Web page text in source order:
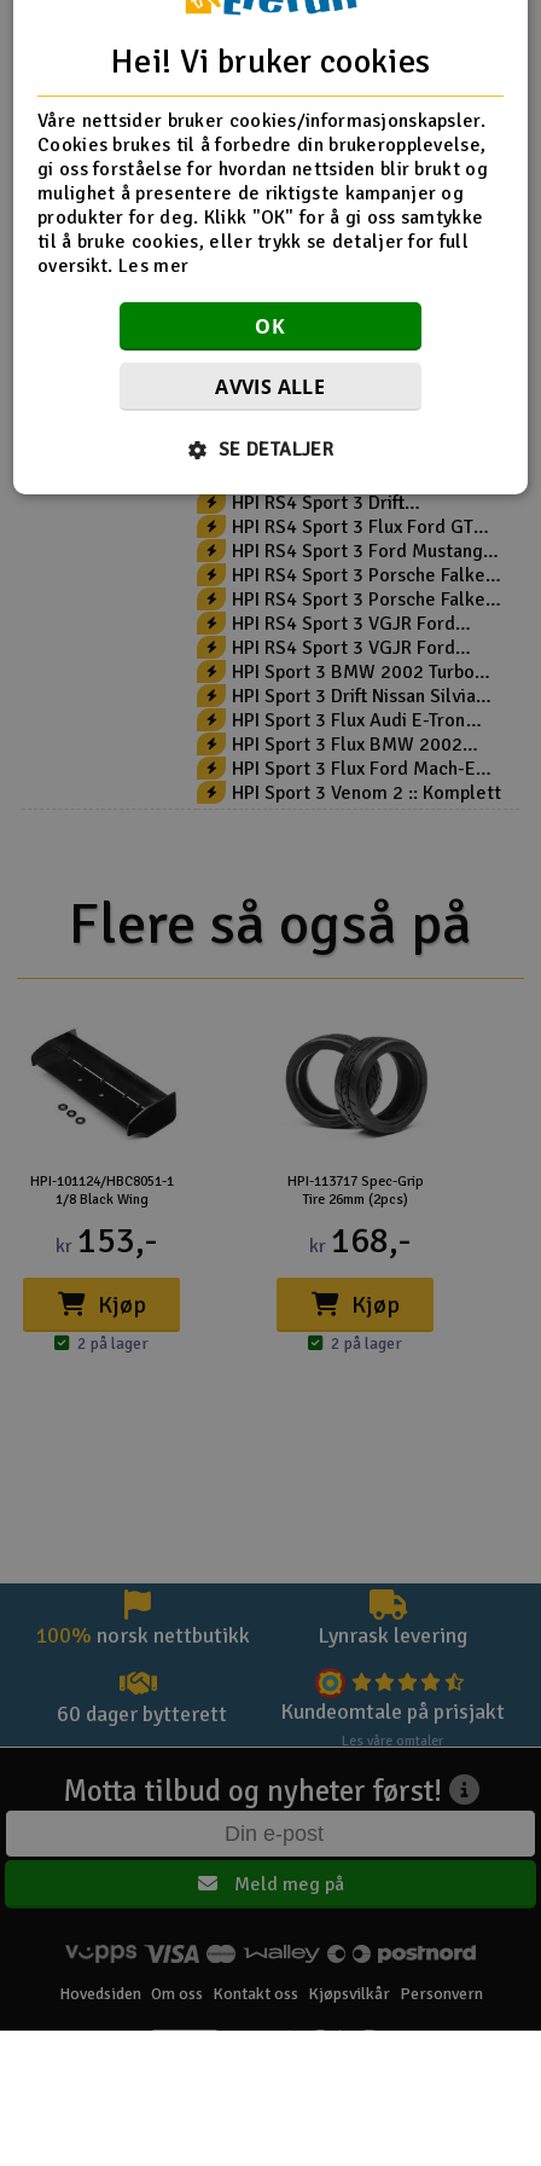
Produktinformasjon
HPI-117383 Turnbuckle Set (Sport 3)
Flere detaljer
Produktet er
Reservedeler HPI
Del av PartFinder
HPI RS4 Sport 3 BMW M3 E30 ::
Camaro Z28 :: Komplett
HPI RS4 Sport 3 Drift BMW M3
:: Komplett
HPI RS4 Sport 3 Drift
Yoshihara::Komplett
HPI RS4 Sport 3 Flux Ford GT
Heritage RTR
HPI RS4 Sport 3 Ford Mustang
Mach-E :: Komplett
HPI RS4 Sport 3 Porsche Falken
911 GT3 - Komplett
HPI RS4 Sport 3 Porsche Falken
911 GT3 Flux - RTR
HPI RS4 Sport 3 VGJR Ford
Mustang :: Komplett
HPI RS4 Sport 3 VGJR Ford
Mustang V2 :: Komplett
HPI Sport 3 BMW 2002 Turbo
4WD - RTR
HPI Sport 3 Drift Nissan Silvia
S15 Odi Bakchis
HPI Sport 3 Flux Audi E-Tron
Vision GT RTR
HPI Sport 3 Flux BMW 2002
Turbo 4WD - RTR
HPI Sport 3 Flux Ford Mach-E
1400 RTRHPI Sport 3 Venom 2 :: Komplett
Flere så også på
HPI-101124/HBC8051-1
1/8 Black Wing
kr 153,-
Kjøp
2 på lager
HPI-113717 Spec-Grip
Tire 26mm (2pcs)
kr 168,-
Kjøp
2 på lager
100% norsk nettbutikk Lynrask levering
60 dager bytterett Kundeomtale på prisjakt
Les våre omtaler
Motta tilbud og nyheter først!
Meld meg på
Hovedsiden Om oss Kontakt oss Kjøpsvilkår Personvern
Hei! Vi bruker cookies
Våre nettsider bruker cookies/informasjonskapsler.
Cookies brukes til å forbedre din brukeropplevelse,
gi oss forståelse for hvordan nettsiden blir brukt og
mulighet å presentere de riktigste kampanjer og
produkter for deg. Klikk "OK" for å gi oss samtykke
til å bruke cookies, eller trykk se detaljer for full
oversikt. Les mer
OK
AVVIS ALLE
SE DETALJER